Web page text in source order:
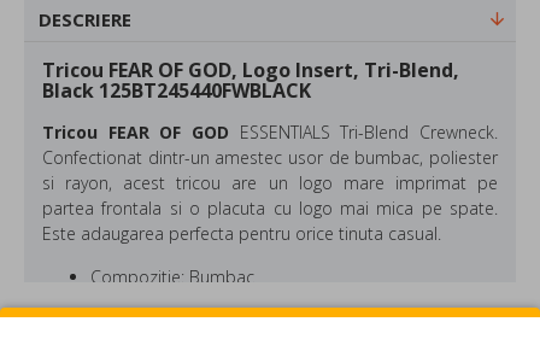
DESCRIERE
Tricou FEAR OF GOD, Logo Insert, Tri-Blend,
Black 125BT245440FWBLACK
Tricou FEAR OF GOD ESSENTIALS Tri-Blend Crewneck.
Confectionat dintr-un amestec usor de bumbac, poliester
si rayon, acest tricou are un logo mare imprimat pe
partea frontala si o placuta cu logo mai mica pe spate.
Este adaugarea perfecta pentru orice tinuta casual.
Compozitie: Bumbac
Culoare: Negru